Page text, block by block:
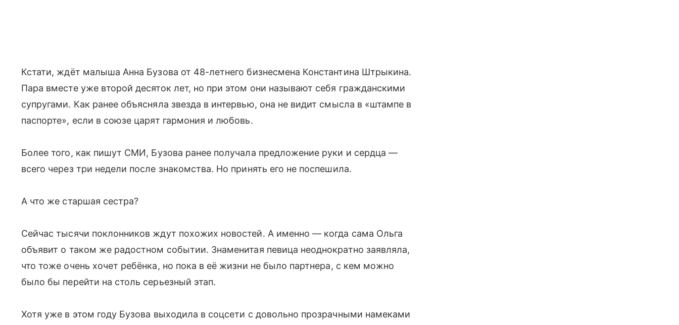
Кстати, ждёт малыша Анна Бузова от 48-летнего бизнесмена Константина Штрыкина.
Пара вместе уже второй десяток лет, но при этом они называют себя гражданскими
супругами. Как ранее объясняла звезда в интервью, она не видит смысла в «штампе в
паспорте», если в союзе царят гармония и любовь.
Более того, как пишут СМИ, Бузова ранее получала предложение руки и сердца —
всего через три недели после знакомства. Но принять его не поспешила.
А что же старшая сестра?
Сейчас тысячи поклонников ждут похожих новостей. А именно — когда сама Ольга
объявит о таком же радостном событии. Знаменитая певица неоднократно заявляла,
что тоже очень хочет ребёнка, но пока в её жизни не было партнера, с кем можно
было бы перейти на столь серьезный этап.
Хотя уже в этом году Бузова выходила в соцсети с довольно прозрачными намеками